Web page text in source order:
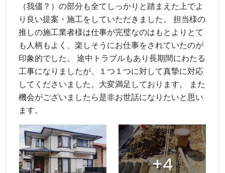
（我儘？）の部分も全てしっかりと踏まえた上でよ
り良い提案・施工をしていただきました。 担当様の
推しの施工業者様は仕事が完璧なのはもとよりとて
も人柄もよく、楽しそうにお仕事をされていたのが
印象的でした。 途中トラブルもあり長期間にわたる
工事になりましたが、１つ１つに対して真摯に対応
してくださいました。大変満足しております。 また
機会がございましたら是非お世話になりたいと思い
ます。